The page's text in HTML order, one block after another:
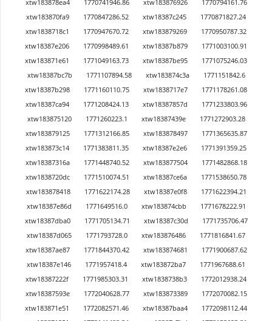
xtw183878ea4
1770741946.86 xtw183876926
1770794161.76
xtw183870fa9
1770847286.52 xtw18387c245
1770871827.24
xtw1838718c1
1770947670.72 xtw183879269
1770950787.32
xtw18387e206
1770998489.61 xtw18387b879
1771003100.91
xtw183871e61
1771049163.73 xtw18387be95
1771075246.03
xtw18387bc7b
1771107894.58 xtw183874c3a
1771151842.6
xtw18387b298
1771160110.75 xtw1838717e7
1771178261.08
xtw18387ca94
1771208424.13 xtw18387857d
1771233803.96
xtw183875120
1771260223.1 xtw18387439e
1771272903.28
xtw183879125
1771312166.85 xtw183878497
1771365635.87
xtw183873c14
1771383811.35 xtw18387e2e6
1771391359.25
xtw18387316a
1771448740.52 xtw183877504
1771482868.18
xtw1838720dc
1771510074.51 xtw18387ce6a
1771538650.78
xtw183878418
1771622174.28 xtw18387e0f8
1771622394.21
xtw18387e86d
1771649516.0 xtw183874cbb
1771678222.91
xtw18387dba0
1771705134.71 xtw18387c30d
1771735706.47
xtw18387d065
1771793728.0 xtw183876486
1771816841.67
xtw18387ae87
1771844370.42 xtw183874681
1771900687.62
xtw18387e146
1771957418.4 xtw183872ba7
1771967688.61
xtw18387222f
1771985303.31 xtw1838738b3
1772012938.24
xtw18387593e
1772040628.77 xtw183873389
1772070082.15
xtw183871e51
1772082571.46 xtw18387baa4
1772098112.44